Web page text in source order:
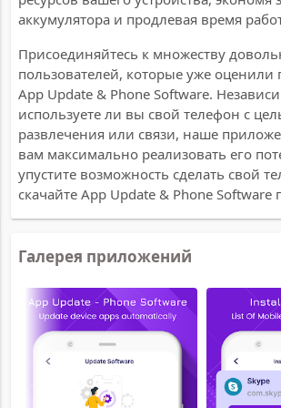
аккумулятора и продлевая время
Присоединяйтесь к множеству
пользователей, которые уже оценили
App Update & Phone Software.
используете ли вы свой телефон с
развлечения или связи, наше
вам максимально реализовать его
упустите возможность сделать свой
скачайте App Update & Phone Software
Галерея приложений